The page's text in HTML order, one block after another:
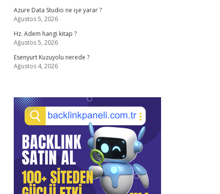
Azure Data Studio ne işe yarar ?
Ağustos 5, 2026
Hz. Adem hangi kitap ?
Ağustos 5, 2026
Esenyurt Kuzuyolu nerede ?
Ağustos 4, 2026